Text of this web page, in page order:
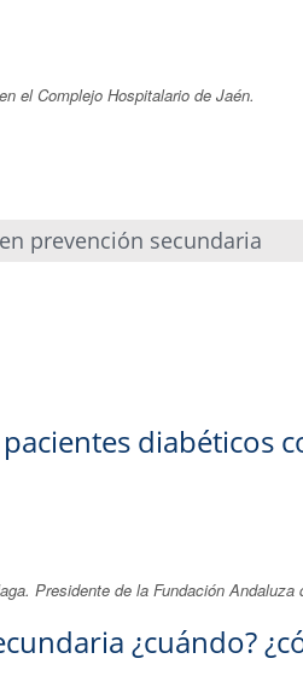
el Complejo Hospitalario de Jaén.
prevención secundaria
diabéticos
Presidente de la Fundación Andaluza
¿cuándo?